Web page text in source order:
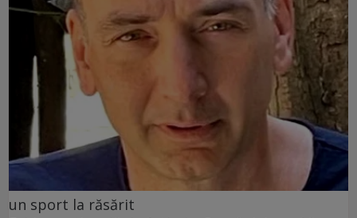
un sport la răsărit